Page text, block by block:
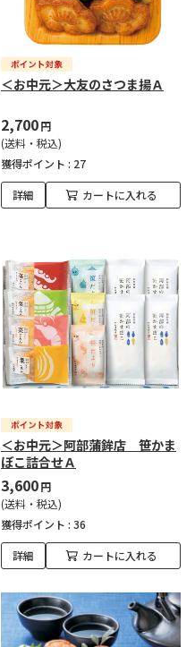
＜お中元＞大友のさつま揚Ａ
2,700円
(送料・税込)
獲得ポイント : 27
詳細 カートに入れる
＜お中元＞阿部蒲鉾店 笹かま
ぼこ詰合せＡ
3,600円
(送料・税込)
獲得ポイント : 36
詳細 カートに入れる